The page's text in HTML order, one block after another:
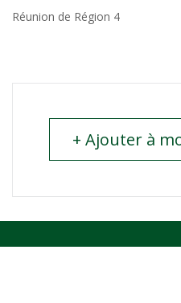
Réunion de Région 4
+ Ajouter à